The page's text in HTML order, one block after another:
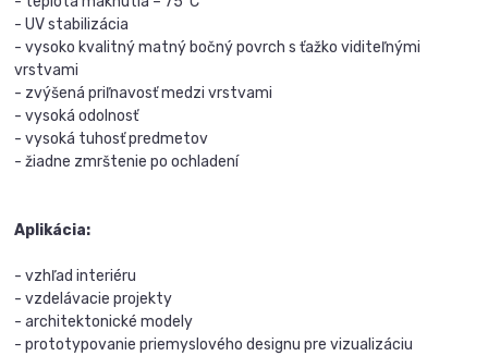
- UV stabilizácia
- vysoko kvalitný matný bočný povrch s ťažko viditeľnými
vrstvami
- zvýšená priľnavosť medzi vrstvami
- vysoká odolnosť
- vysoká tuhosť predmetov
- žiadne zmrštenie po ochladení
Aplikácia:
- vzhľad interiéru
- vzdelávacie projekty
- architektonické modely
- prototypovanie priemyslového designu pre vizualizáciu